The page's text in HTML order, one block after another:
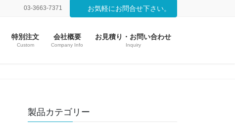
03-3663-7371 お気軽にお問合せ下さい。
特別注文
Custom
会社概要
Company Info
お見積り・お問い合わせ
Inquiry
製品カテゴリー